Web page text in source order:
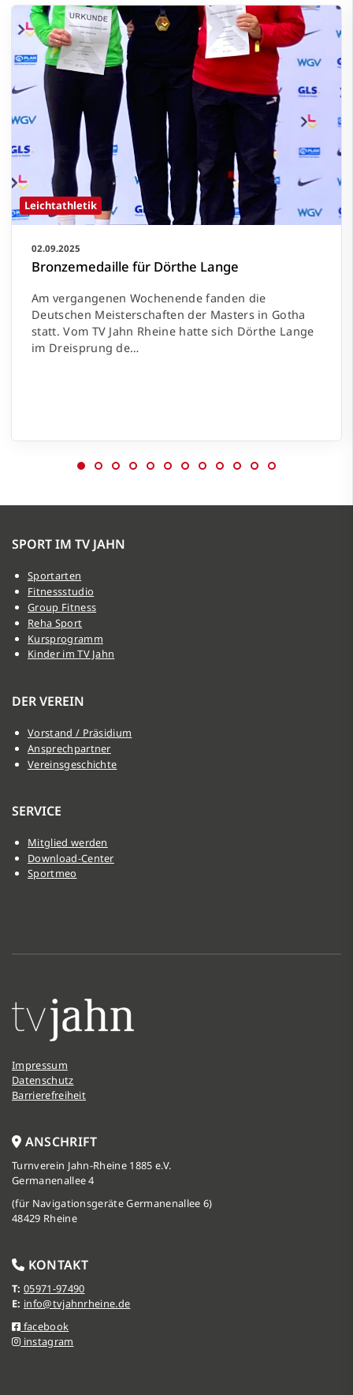
Leichtathletik
02.09.2025
Bronzemedaille für Dörthe Lange
Am vergangenen Wochenende fanden die
Deutschen Meisterschaften der Masters in Gotha
statt. Vom TV Jahn Rheine hatte sich Dörthe Lange
im Dreisprung de…
SPORT IM TV JAHN
Sportarten
Fitnessstudio
Group Fitness
Reha Sport
Kursprogramm
Kinder im TV Jahn
DER VEREIN
Vorstand / Präsidium
Ansprechpartner
Vereinsgeschichte
SERVICE
Mitglied werden
Download-Center
Sportmeo
Impressum
Datenschutz
Barrierefreiheit
ANSCHRIFT
Turnverein Jahn-Rheine 1885 e.V.
Germanenallee 4
(für Navigationsgeräte Germanenallee 6)
48429 Rheine
KONTAKT
T: 05971-97490
E: info@tvjahnrheine.de
facebook
instagram